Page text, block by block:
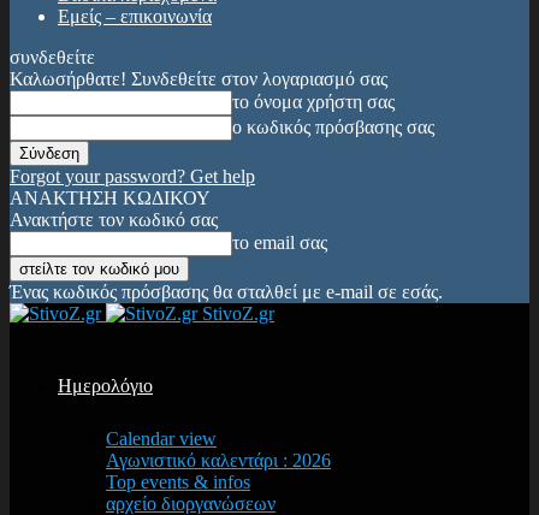
Εμείς – επικοινωνία
συνδεθείτε
Καλωσήρθατε! Συνδεθείτε στον λογαριασμό σας
το όνομα χρήστη σας
ο κωδικός πρόσβασης σας
Forgot your password? Get help
ΑΝΑΚΤΗΣΗ ΚΩΔΙΚΟΥ
Ανακτήστε τον κωδικό σας
το email σας
Ένας κωδικός πρόσβασης θα σταλθεί με e-mail σε εσάς.
StivoZ.gr
Ημερολόγιο
Calendar view
Αγωνιστικό καλεντάρι : 2026
Top events & infos
αρχείο διοργανώσεων